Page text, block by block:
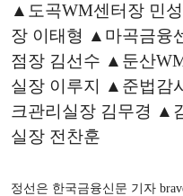
▲도곡WM센터장 민
장 이태형 ▲마곡금융
점장 김선수 ▲둔산
실장 이루지 ▲준법감
크관리실장 김무경 ▲
실장 전찬훈
정선은 한국금융신문 기자